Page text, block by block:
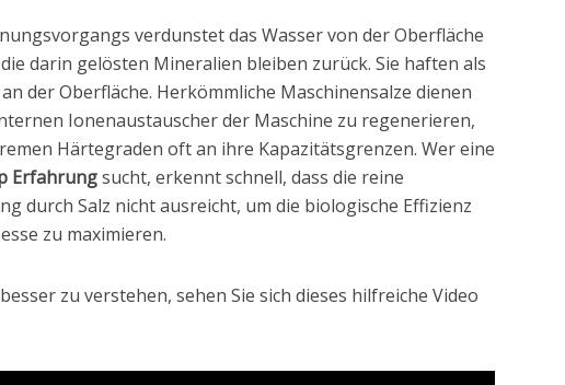
verdunstet das Wasser von der Oberfläche
darin gelösten Mineralien bleiben zurück. Sie haften als
der Oberfläche. Herkömmliche Maschinensalze dienen
Ionenaustauscher der Maschine zu regenerieren,
Härtegraden oft an ihre Kapazitätsgrenzen. Wer eine
Erfahrungsucht, erkennt schnell, dass die reine
durch Salz nicht ausreicht, um die biologische Effizienz
zu maximieren.
zu verstehen, sehen Sie sich dieses hilfreiche Video